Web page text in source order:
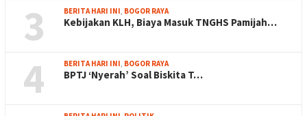
3 BERITA HARI INI, BOGOR RAYA
Kebijakan KLH, Biaya Masuk TNGHS Pamijah…
4 BERITA HARI INI, BOGOR RAYA
BPTJ ‘Nyerah’ Soal Biskita T…